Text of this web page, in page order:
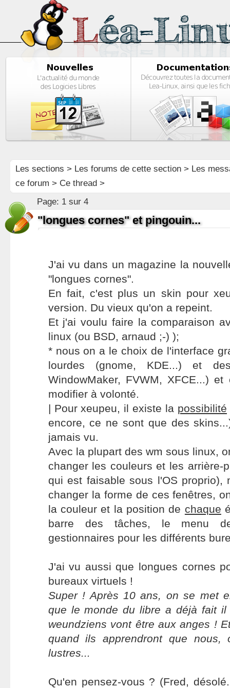
Les sections > Les forums de cette section> Les
ce forum > Ce thread >
Page: 1 sur 4
"longues cornes" et pingouin...
J'ai vu dans un magazine la
"longues cornes".
En fait, c'est plus un skin pour
version. Du vieux qu'on a repeint.
Et j'ai voulu faire la comparaison
linux (ou BSD, arnaud ;-) );
* nous on a le choix de l'interface
lourdes (gnome, KDE...) et
WindowMaker, FVWM, XFCE...)
modifier à volonté.
| Pour xeupeu, il existe la possibilité
encore, ce ne sont que des
jamais vu.
Avec la plupart des wm sous linux,
changer les couleurs et les arrière-
qui est faisable sous l'OS proprio),
changer la forme de ces fenêtres,
la couleur et la position de chaque
barre des tâches, le menu
gestionnaires pour les différents
J'ai vu aussi que longues cornes
bureaux virtuels !
Super ! Après 10 ans, on se met
que le monde du libre a déjà fait
weundziens vont être aux anges !
quand ils apprendront que
lustres...
Qu'en pensez-vous ? (Fred,